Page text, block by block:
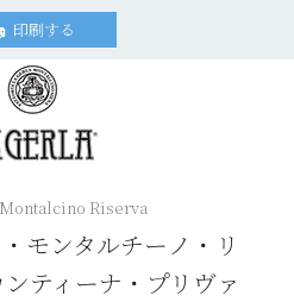
印刷する
Riserva
モンタルチーノ・リ
ティーナ・プリヴァ